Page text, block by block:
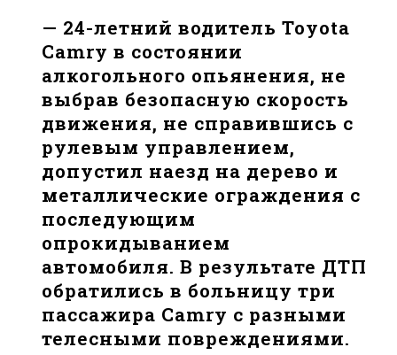
— 24-летний водитель Toyota
Camry в состоянии
алкогольного опьянения, не
выбрав безопасную скорость
движения, не справившись с
рулевым управлением,
допустил наезд на дерево и
металлические ограждения с
последующим
опрокидыванием
автомобиля. В результате ДТП
обратились в больницу три
пассажира Camry с разными
телесными повреждениями.